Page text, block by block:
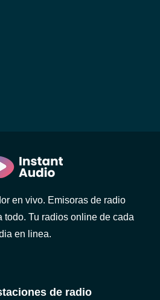
en vivo. Emisoras de radio
todo. Tu radios online de cada
en linea.
de radio